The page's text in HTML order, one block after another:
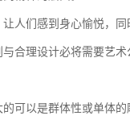
人们感到身心愉悦，
合理设计必将需要艺
可以是群体性或单体